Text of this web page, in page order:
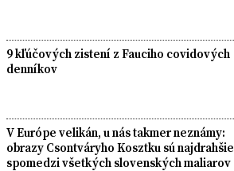
9 kľúčových zistení z Fauciho covidových
denníkov
V Európe velikán, u nás takmer neznámy:
obrazy Csontváryho Kosztku sú najdrahšie
spomedzi všetkých slovenských maliarov